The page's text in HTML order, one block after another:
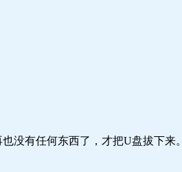
没有任何东西了，才把U盘拔下来。